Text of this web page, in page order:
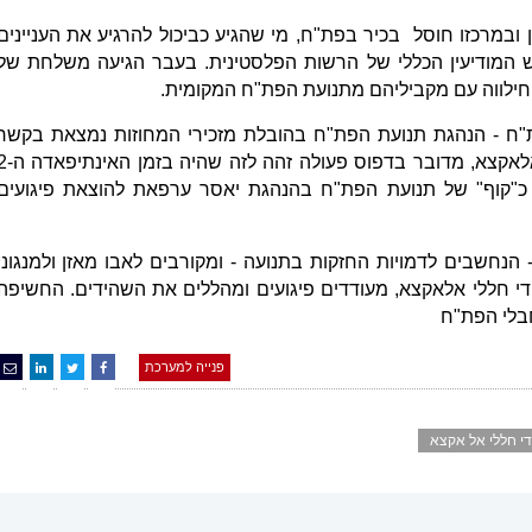
חוסל בכיר בפת"ח, מי שהגיע כביכול להרגיע את
הכללי של הרשות הפלסטינית. בעבר הגיעה משלחת
חילווה עם מקביליהם מתנועת הפת"ח המקומית.
- הנהגת תנועת הפת"ח בהובלת מזכירי המחוזות נמצאת
הדוק ומגבה את פעילות גדודי חללי
של תנועת הפת"ח בהנהגת יאסר ערפאת להוצאת
לדמויות החזקות בתנועה - ומקורבים לאבו מאזן
חללי אלאקצא, מעודדים פיגועים ומהללים את השהידים.
הפת"ח
פנייה למערכת
חללי אל אקצא